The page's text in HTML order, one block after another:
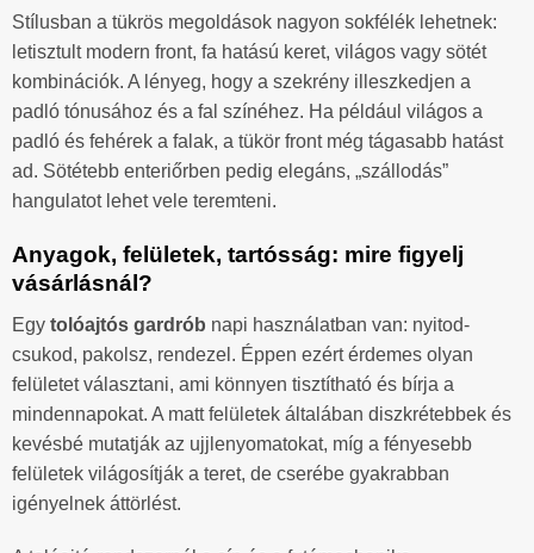
Stílusban a tükrös megoldások nagyon sokfélék lehetnek:
letisztult modern front, fa hatású keret, világos vagy sötét
kombinációk. A lényeg, hogy a szekrény illeszkedjen a
padló tónusához és a fal színéhez. Ha például világos a
padló és fehérek a falak, a tükör front még tágasabb hatást
ad. Sötétebb enteriőrben pedig elegáns, „szállodás”
hangulatot lehet vele teremteni.
Anyagok, felületek, tartósság: mire figyelj
vásárlásnál?
Egy tolóajtós gardrób napi használatban van: nyitod-
csukod, pakolsz, rendezel. Éppen ezért érdemes olyan
felületet választani, ami könnyen tisztítható és bírja a
mindennapokat. A matt felületek általában diszkrétebbek és
kevésbé mutatják az ujjlenyomatokat, míg a fényesebb
felületek világosítják a teret, de cserébe gyakrabban
igényelnek áttörlést.